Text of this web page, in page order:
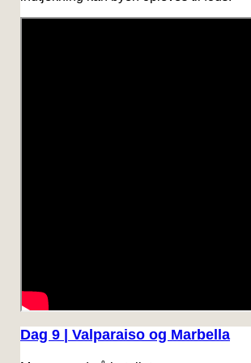
Dag 9 | Valparaiso og Marbella